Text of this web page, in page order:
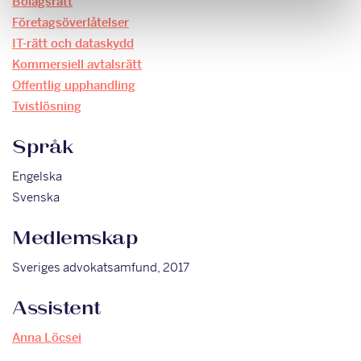
Företagsöverlåtelser
IT-rätt och dataskydd
Kommersiell avtalsrätt
Offentlig upphandling
Tvistlösning
Språk
Engelska
Svenska
Medlemskap
Sveriges advokatsamfund, 2017
Assistent
Anna Löcsei